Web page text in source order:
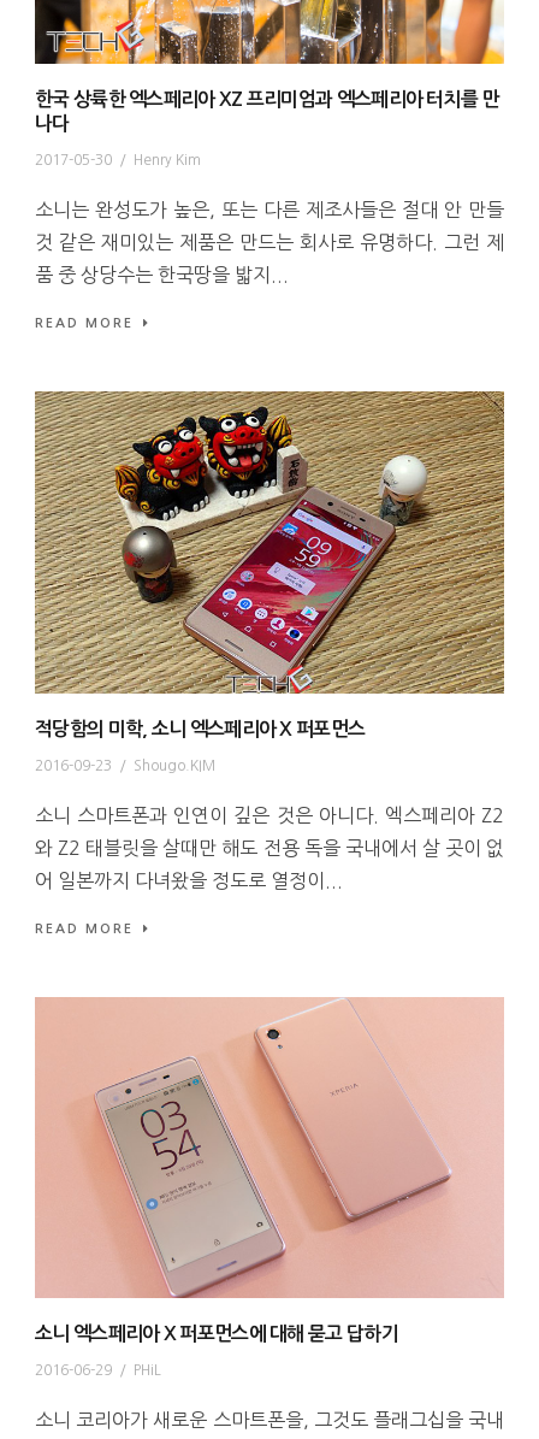
한국 상륙한 엑스페리아 XZ 프리미엄과 엑스페리아 터치를 만
나다
2017-05-30 / Henry Kim
소니는 완성도가 높은, 또는 다른 제조사들은 절대 안 만들
것 같은 재미있는 제품은 만드는 회사로 유명하다. 그런 제
품 중 상당수는 한국땅을 밟지...
READ MORE
적당함의 미학, 소니 엑스페리아 X 퍼포먼스
2016-09-23 / Shougo.KIM
소니 스마트폰과 인연이 깊은 것은 아니다. 엑스페리아 Z2
와 Z2 태블릿을 살때만 해도 전용 독을 국내에서 살 곳이 없
어 일본까지 다녀왔을 정도로 열정이...
READ MORE
소니 엑스페리아 X 퍼포먼스에 대해 묻고 답하기
2016-06-29 / PHiL
소니 코리아가 새로운 스마트폰을, 그것도 플래그십을 국내